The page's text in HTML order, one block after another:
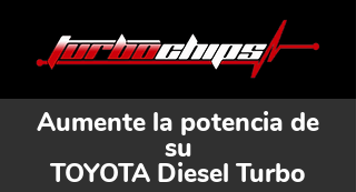
Aumente la potencia de
su
TOYOTA Diesel Turbo